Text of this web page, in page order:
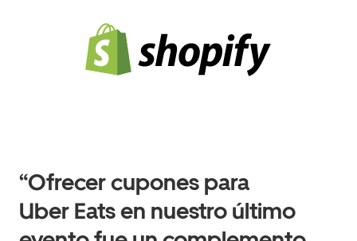
“Ofrecer cupones para
Uber Eats en nuestro último